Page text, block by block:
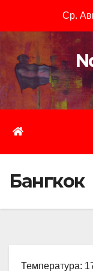
содержимому
Ср.
Бангкок
Температура: